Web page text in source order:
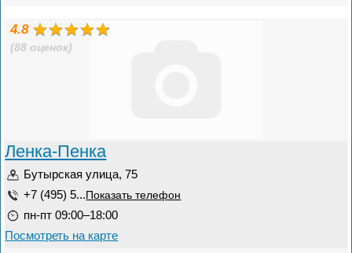
4.8
(88 оценок)
Ленка-Пенка
Бутырская улица, 75
+7 (495) 5... Показать телефон
пн-пт 09:00–18:00
Посмотреть на карте